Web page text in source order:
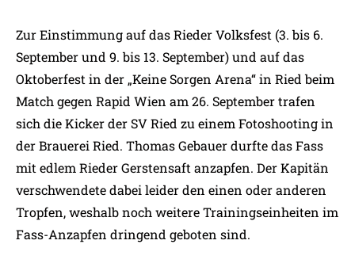
Zur Einstimmung auf das Rieder Volksfest (3. bis 6.
September und 9. bis 13. September) und auf das
Oktoberfest in der „Keine Sorgen Arena“ in Ried beim
Match gegen Rapid Wien am 26. September trafen
sich die Kicker der SV Ried zu einem Fotoshooting in
der Brauerei Ried. Thomas Gebauer durfte das Fass
mit edlem Rieder Gerstensaft anzapfen. Der Kapitän
verschwendete dabei leider den einen oder anderen
Tropfen, weshalb noch weitere Trainingseinheiten im
Fass-Anzapfen dringend geboten sind.